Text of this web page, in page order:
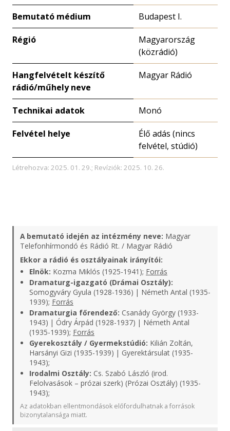
Bemutató médium Budapest I.
Régió
Magyarország
(közrádió)
Hangfelvételt készítő
rádió/műhely neve
Magyar Rádió
Technikai adatok Monó
Felvétel helye
Élő adás (nincs
felvétel, stúdió)
Létrehozva: 2025. 01. 29.; Revíziók: 2025. 10. 26.
A bemutató idején az intézmény neve: Magyar
Telefonhírmondó és Rádió Rt. / Magyar Rádió
Ekkor a rádió és osztályainak irányítói:
Elnök: Kozma Miklós (1925-1941); Forrás
Dramaturg-igazgató (Drámai Osztály):
Somogyváry Gyula (1928-1936) | Németh Antal (1935-
1939); Forrás
Dramaturgia főrendező: Csanády György (1933-
1943) | Ódry Árpád (1928-1937) | Németh Antal
(1935-1939); Forrás
Gyerekosztály / Gyermekstúdió: Kilián Zoltán,
Harsányi Gizi (1935-1939) | Gyerektársulat (1935-
1943);
Irodalmi Osztály: Cs. Szabó László (irod.
Felolvasások – prózai szerk) (Prózai Osztály) (1935-
1943);
Az adatokban ellentmondások előfordulhatnak a források
bizonytalansága miatt.